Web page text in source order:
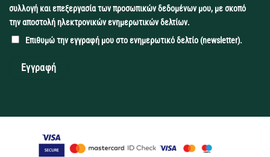
συλλογή και επεξεργασία των προσωπικών δεδομένων μου, με σκοπό
την αποστολή ηλεκτρονικών ενημερωτικών δελτίων.
Επιθυμώ την εγγραφή μου στο ενημερωτικό δελτίο (newsletter).